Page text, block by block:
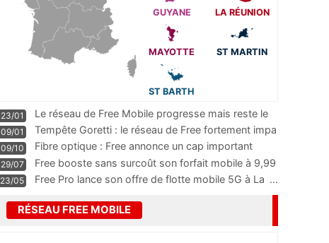
GUYANE LA RÉUNION
MAYOTTE ST MARTIN
ST BARTH
23/01
Le réseau de Free Mobile progresse mais reste le
m
...
09/01
Tempête Goretti : le réseau de Free fortement impa
09/10
Fibre optique : Free annonce un cap important
pass
...
29/07
Free booste sans surcoût son forfait mobile à 9,99
23/05 Free Pro lance son offre de flotte mobile 5G à La ...
RÉSEAU FREE MOBILE